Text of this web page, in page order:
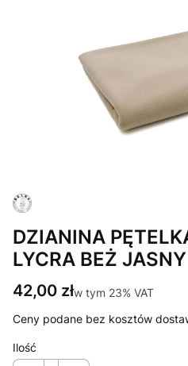
DZIANINA
LYCRA BEŻ
Cena
42,00 złw tym 23% VAT
w tym 23% VAT
Ceny podane bez kosztów
Ilość